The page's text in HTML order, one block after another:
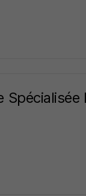
Spécialisée